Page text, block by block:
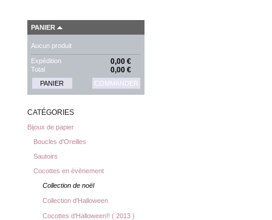
PANIER
Aucun produit
Expédition 0,00 €
Total 0,00 €
PANIER COMMANDER
CATÉGORIES
Bijoux de papier
Boucles d'Oreilles
Sautoirs
Cocottes en évènement
Collection de noël
Collection d'Halloween
Cocottes d'Halloween!! ( 2013 )